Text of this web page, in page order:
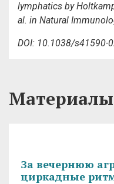
lymphatics by
al. in Natural
DOI: 10.1038/s41590-
За вечернюю
циркадные